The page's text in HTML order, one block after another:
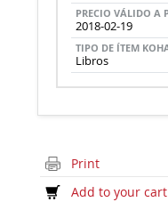
PRECIO VÁLIDO A
2018-02-19
TIPO DE ÍTEM
Libros
Print
Add to your cart